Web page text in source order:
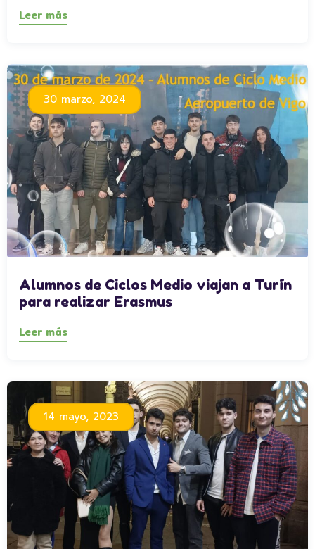
Leer más
30 marzo, 2024
Alumnos de Ciclos Medio viajan a Turín
para realizar Erasmus
Leer más
14 mayo, 2023